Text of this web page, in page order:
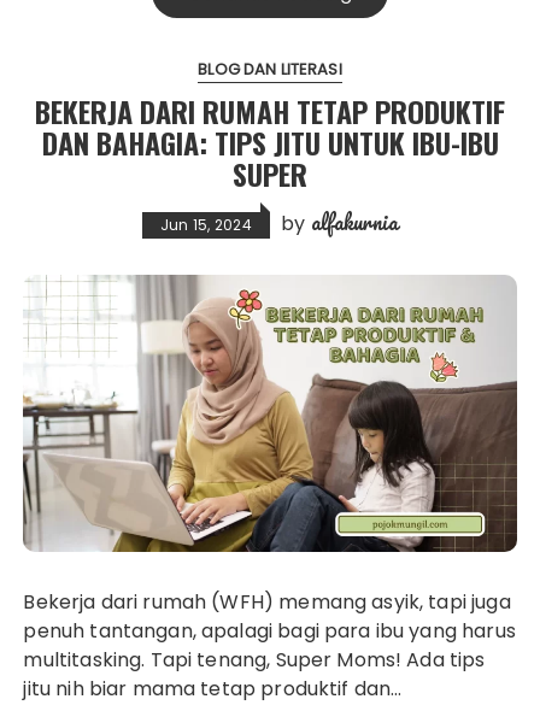
BLOG DAN LITERASI
BEKERJA DARI RUMAH TETAP PRODUKTIF
DAN BAHAGIA: TIPS JITU UNTUK IBU-IBU
SUPER
Jun 15, 2024 by alfakurnia
Bekerja dari rumah (WFH) memang asyik, tapi juga
penuh tantangan, apalagi bagi para ibu yang harus
multitasking. Tapi tenang, Super Moms! Ada tips
jitu nih biar mama tetap produktif dan…